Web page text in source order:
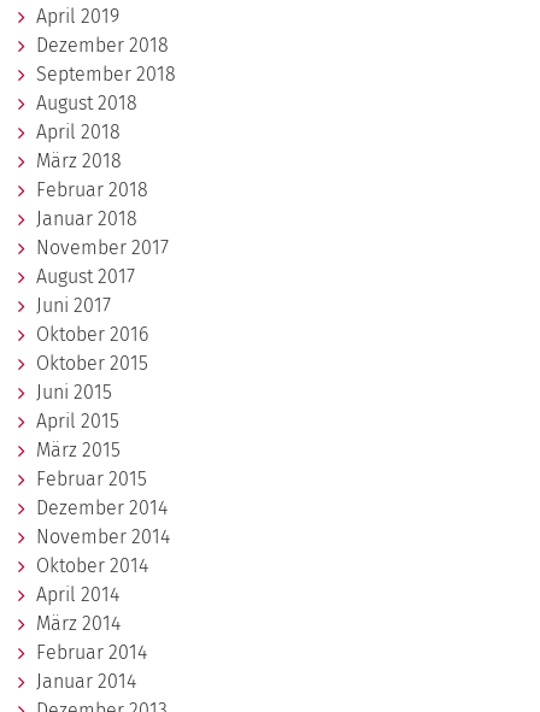
April 2019
Dezember 2018
September 2018
August 2018
April 2018
März 2018
Februar 2018
Januar 2018
November 2017
August 2017
Juni 2017
Oktober 2016
Oktober 2015
Juni 2015
April 2015
März 2015
Februar 2015
Dezember 2014
November 2014
Oktober 2014
April 2014
März 2014
Februar 2014
Januar 2014